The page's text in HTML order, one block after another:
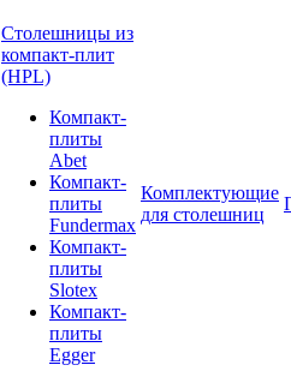
Столешницы из
компакт-плит
(HPL)
Компакт-
плиты
Abet
Компакт-
плиты
Fundermax
Компакт-
плиты
Slotex
Компакт-
плиты
Egger
Комплектующие
для столешниц